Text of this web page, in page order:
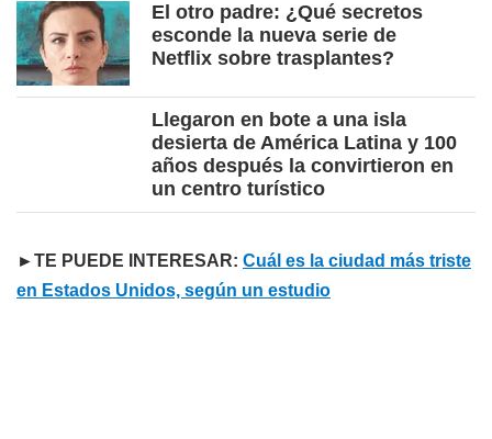
El otro padre: ¿Qué secretos
esconde la nueva serie de
Netflix sobre trasplantes?
Llegaron en bote a una isla
desierta de América Latina y 100
años después la convirtieron en
un centro turístico
►TE PUEDE INTERESAR: Cuál es la ciudad más triste
en Estados Unidos, según un estudio